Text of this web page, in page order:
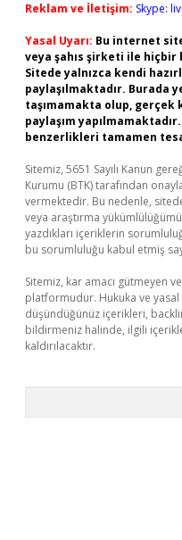
Reklam ve İletişim: Skype:
Yasal Uyarı: Bu internet
veya şahıs şirketi ile hiçbir
Sitede yalnızca kendi
paylaşılmaktadır. Burada
taşımamakta olup, gerçek
paylaşım
benzerlikleri tamamen
Sitemiz, 5651 Sayılı Kanun
Kurumu (BTK) tarafından
vermektedir. Bu nedenle,
veya araştırma
yazdıkları içeriklerin
bu sorumluluğu kabul etmiş
Sitemiz, kar amacı gütmeyen
platformudur. Hukuka ve yasal
düşündüğünüz içerikleri,
bildirmeniz halinde, ilgili
kaldırılacaktır.